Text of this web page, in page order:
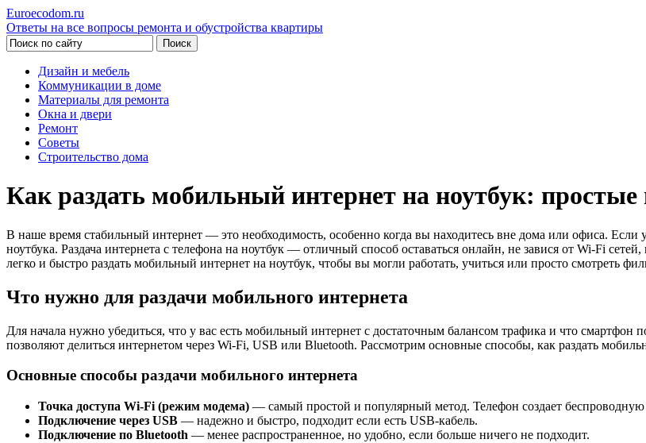
Euroecodom.ru
Ответы на все вопросы ремонта и обустройства квартиры
Дизайн и мебель
Коммуникации в доме
Материалы для ремонта
Окна и двери
Ремонт
Советы
Строительство дома
Как раздать мобильный интернет на ноутбук:
В наше время стабильный интернет — это необходимость, особенно когда вы находитесь вне дома или офиса.
ноутбука. Раздача интернета с телефона на ноутбук — отличный способ оставаться онлайн, не завися от Wi-Fi
легко и быстро раздать мобильный интернет на ноутбук, чтобы вы могли работать, учиться или просто смотреть
Что нужно для раздачи мобильного интернета
Для начала нужно убедиться, что у вас есть мобильный интернет с достаточным балансом трафика и что
позволяют делиться интернетом через Wi-Fi, USB или Bluetooth. Рассмотрим основные способы, как раздать
Основные способы раздачи мобильного интернета
Точка доступа Wi-Fi (режим модема) — самый простой и популярный метод. Телефон создает беспроводную
Подключение через USB — надежно и быстро, подходит если есть USB-кабель.
Подключение по Bluetooth — менее распространенное, но удобно, если больше ничего не подходит.